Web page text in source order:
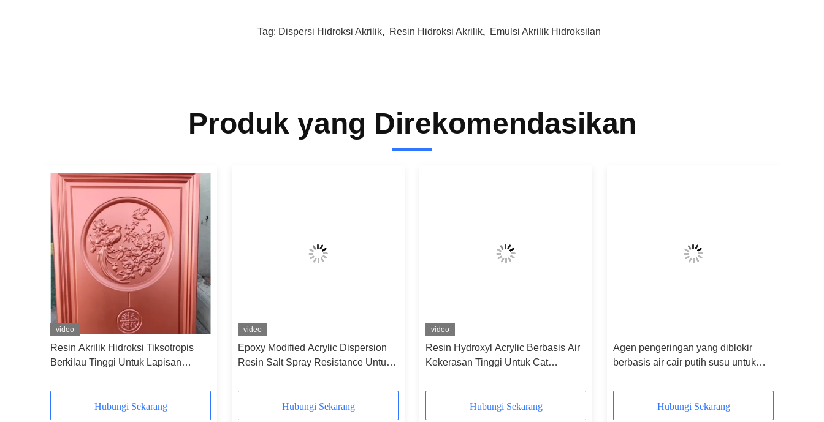
Tag: Dispersi Hidroksi Akrilik, Resin Hidroksi Akrilik, Emulsi Akrilik Hidroksilan
Produk yang Direkomendasikan
video
Resin Akrilik Hidroksi Tiksotropis
Berkilau Tinggi Untuk Lapisan
Hubungi Sekarang
video
Epoxy Modified Acrylic Dispersion
Resin Salt Spray Resistance Untuk
Hubungi Sekarang
video
Resin Hydroxyl Acrylic Berbasis Air
Kekerasan Tinggi Untuk Cat
Hubungi Sekarang
Agen pengeringan yang diblokir
berbasis air cair putih susu untuk
Hubungi Sekarang